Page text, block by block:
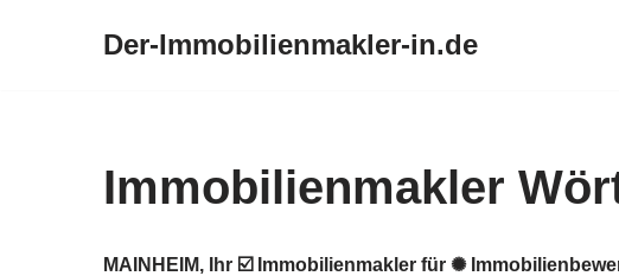
Der-Immobilienmakler-in.de
Immobilienmakler
MAINHEIM, Ihr ☑️ Immobilienmakler für ✺